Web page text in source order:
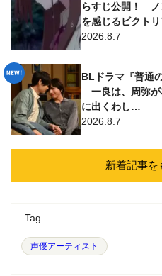
らすじ公開！ ノ
を感じるビクト
2026.8.7
BLドラマ『普通
一良は、周弥が
に出くわし…
2026.8.7
新着記事を
Tag
声優アーティスト